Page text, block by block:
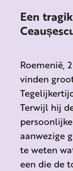
Een
Roemenië,
vinden
Terwijl hij
aanwezige
te weten
een die de